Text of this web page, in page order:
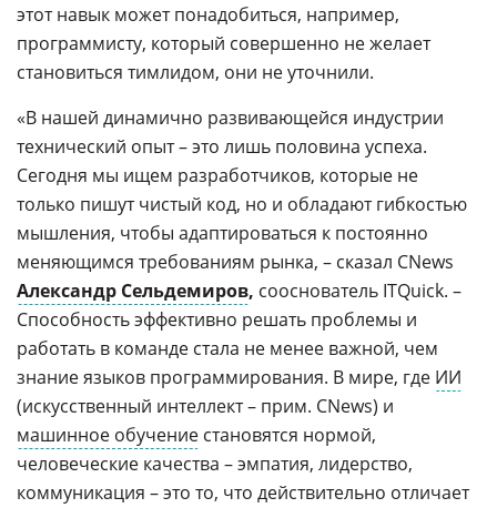
этот навык может понадобиться, например,
программисту, который совершенно не желает
становиться тимлидом, они не уточнили.
«В нашей динамично развивающейся индустрии
технический опыт – это лишь половина успеха.
Сегодня мы ищем разработчиков, которые не
только пишут чистый код, но и обладают гибкостью
мышления, чтобы адаптироваться к постоянно
меняющимся требованиям рынка, – сказал CNews
Александр Сельдемиров, сооснователь ITQuick. –
Способность эффективно решать проблемы и
работать в команде стала не менее важной, чем
знание языков программирования. В мире, где ИИ
(искусственный интеллект – прим. CNews) и
машинное обучение становятся нормой,
человеческие качества – эмпатия, лидерство,
коммуникация – это то, что действительно отличает